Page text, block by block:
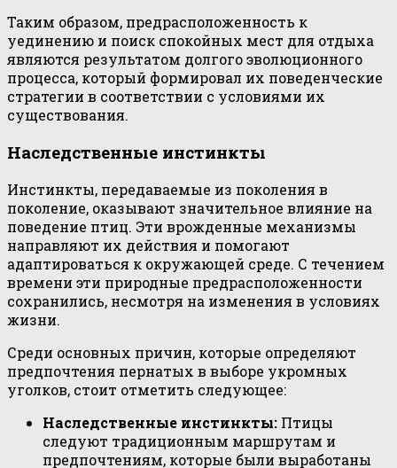
Таким образом, предрасположенность к
уединению и поиск спокойных мест для отдыха
являются результатом долгого эволюционного
процесса, который формировал их поведенческие
стратегии в соответствии с условиями их
существования.
Наследственные инстинкты
Инстинкты, передаваемые из поколения в
поколение, оказывают значительное влияние на
поведение птиц. Эти врожденные механизмы
направляют их действия и помогают
адаптироваться к окружающей среде. С течением
времени эти природные предрасположенности
сохранились, несмотря на изменения в условиях
жизни.
Среди основных причин, которые определяют
предпочтения пернатых в выборе укромных
уголков, стоит отметить следующее:
Наследственные инстинкты: Птицы
следуют традиционным маршрутам и
предпочтениям, которые были выработаны